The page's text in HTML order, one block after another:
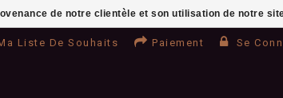
Liste De Souhaits Paiement Se
de notre clientèle et son utilisation de notre